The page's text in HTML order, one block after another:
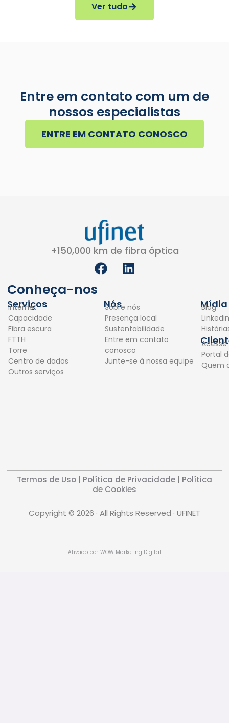
Ver tudo
Entre em contato com um de
nossos especialistas
ENTRE EM CONTATO CONOSCO
+150,000 km de fibra óptica
F
a
e
b
o
o
k
L
i
e
d
i
n
Conheça-nos
Serviços
Internet
Capacidade
Fibra escura
FTTH
Torre
Centro de dados
Outros serviços
Nós
Sobre nós
Presença local
Sustentabilidade
Entre em contato
conosco
Junte-se à nossa equipe
Mídia
Blog
Linkedin
Acesse
Portal
Quem
Termos de Uso | Política de Privacidade | Política
de Cookies
Copyright © 2026 · All Rights Reserved · UFINET
Ativado por WOW Marketing Digital